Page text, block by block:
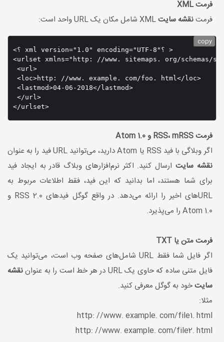
فرمت XML
فرمتنقشه سایتXML شامل مکان یک URL واحد است:
<؟ xml version="1.0" encoding="UTF-8"؟ >
<urlset xmlns="http: //www. sitemaps. org/schemas/
<url>
<loc>http: //www. example. com/foo. html</loc>
<lastmod>04-06-2018</lastmod>
</url>
copy
فرمت RSS، mRSS و Atom 1.0
اگر وبلاگی با فید RSS یا Atom دارید، می‌توانید URL فید را به عنوان
نقشه سایت ارسال کنید. اکثر نرم‌افزار‌های وبلاگ قادر به ایجاد فید
برای شما هستند، اما بدانید که این فید، فقط اطلاعات مربوط به
URL‌های اخیر را ارائه می‌دهد. در واقع گوگل فید‌های RSS 2.0 و
Atom 1.0 را می‌پذیرد.
فرمت متن یا TXT
اگر فایل شما فقط URL شامل‌های صفحه وب است، می‌توانید یک
فایل متنی ساده که حاوی یک URL در هر خط است را به عنوان
نقشه
سایتخود به گوگل معرفی کنید.
مثلا:
http: //www. example. com/file1. html
http: //www. example. com/file2. html